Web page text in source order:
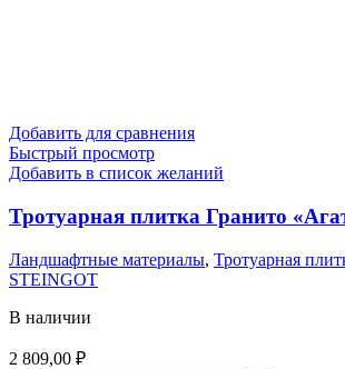
Добавить для сравнения
Быстрый просмотр
Добавить в список желаний
Тротуарная плитка Гранито
Ландшафтные материалы, Тротуарная
STEINGOT
В наличии
2 809,00 ₽